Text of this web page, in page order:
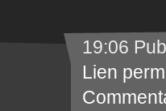
19:06
Lien